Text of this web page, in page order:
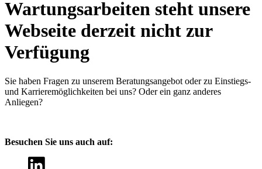
Wartungsarbeiten steht unsere
Webseite derzeit nicht zur
Verfügung
Sie haben Fragen zu unserem Beratungsangebot oder zu Einstiegs-
und Karrieremöglichkeiten bei uns? Oder ein ganz anderes
Anliegen?
Besuchen Sie uns auch auf: